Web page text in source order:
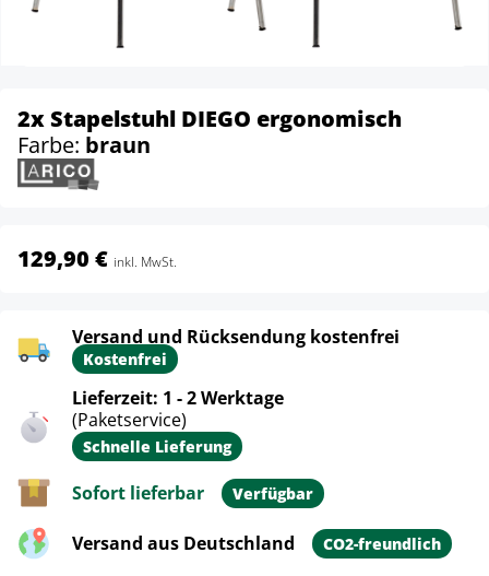
2x Stapelstuhl DIEGO ergonomisch
Farbe: braun
129,90 € inkl. MwSt.
Versand und Rücksendung kostenfrei
Kostenfrei
Lieferzeit: 1 - 2 Werktage
(Paketservice)
Schnelle Lieferung
Sofort lieferbar Verfügbar
Versand aus Deutschland CO2-freundlich